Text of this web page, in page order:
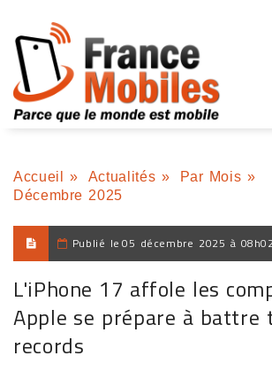
Accueil » Actualités » Par Mois »
Décembre 2025
Publié le 05 décembre 2025 à
L'iPhone 17 affole les
Apple se prépare à battre
records